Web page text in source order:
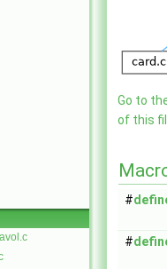
Go to
of this
#
#